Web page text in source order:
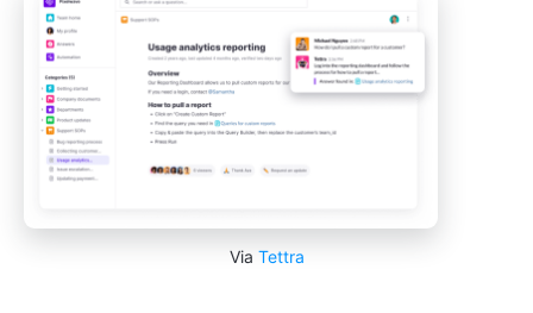
Via Tettra